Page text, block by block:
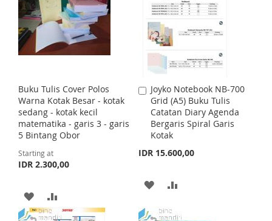
T
O
W
S
H
L
I
T
T
O
C
M
P
A
R
T
O
W
S
H
L
S
T
T
O
M
P
Buku Tulis Cover Polos
Warna Kotak Besar - kotak
sedang - kotak kecil
matematika - garis 3 - garis
5 Bintang Obor
Starting at
IDR 2.300,00
A
D
D
Joyko Notebook NB-700
Grid (A5) Buku Tulis
Catatan Diary Agenda
Bergaris Spiral Garis
Kotak
IDR 15.600,00
A
d
d
t
o
a
tA